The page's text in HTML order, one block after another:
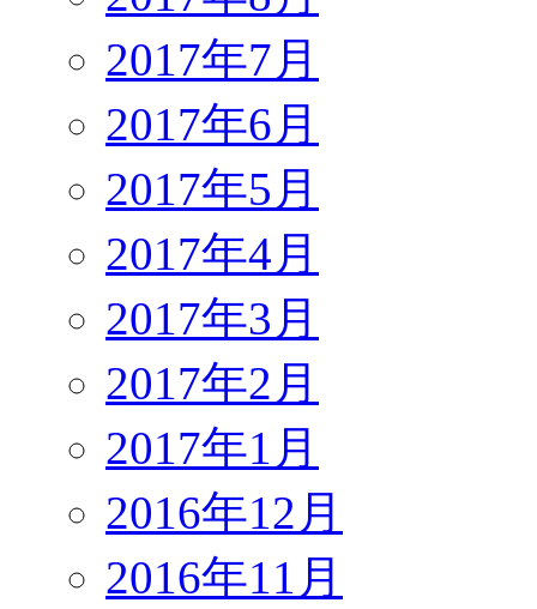
2017年7月
2017年6月
2017年5月
2017年4月
2017年3月
2017年2月
2017年1月
2016年12月
2016年11月